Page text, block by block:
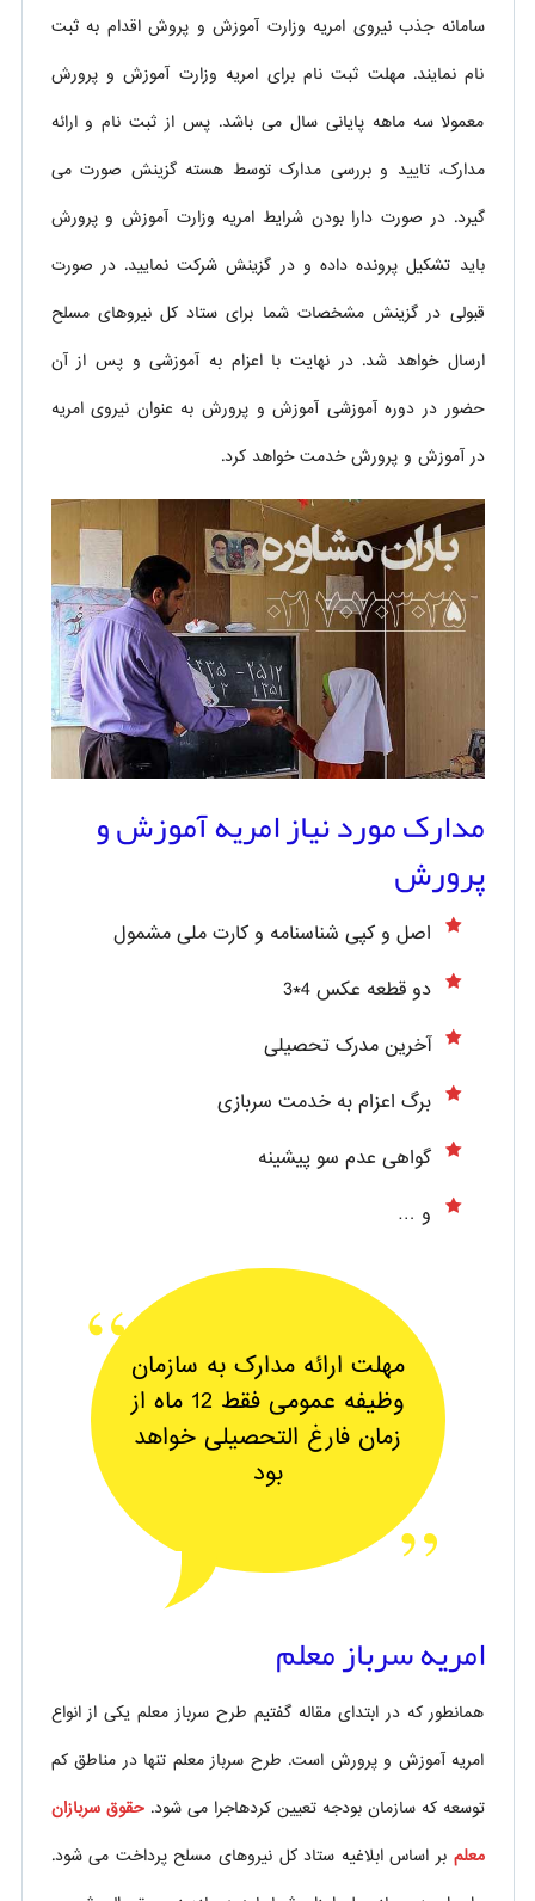
سامانه جذب نیروی امریه وزارت آموزش و پروش اقدام به ثبت
نام نمایند. مهلت ثبت نام برای امریه وزارت آموزش و پرورش
معمولا سه ماهه پایانی سال می باشد. پس از ثبت نام و ارائه
مدارک، تایید و بررسی مدارک توسط هسته گزینش صورت می
گیرد. در صورت دارا بودن شرایط امریه وزارت آموزش و پرورش
باید تشکیل پرونده داده و در گزینش شرکت نمایید. در صورت
قبولی در گزینش مشخصات شما برای ستاد کل نیروهای مسلح
ارسال خواهد شد. در نهایت با اعزام به آموزشی و پس از آن
حضور در دوره آموزشی آموزش و پرورش به عنوان نیروی امریه
در آموزش و پرورش خدمت خواهد کرد.
مدارک مورد نیاز امریه آموزش و
پرورش
اصل و کپی شناسنامه و کارت ملی مشمول
دو قطعه عکس 4*3
آخرین مدرک تحصیلی
برگ اعزام به خدمت سربازی
گواهی عدم سو پیشینه
و …
مهلت ارائه مدارک به سازمان
وظیفه عمومی فقط 12 ماه از
زمان فارغ التحصیلی خواهد
بود
امریه سرباز معلم
همانطور که در ابتدای مقاله گفتیم طرح سرباز معلم یکی از انواع
امریه آموزش و پرورش است. طرح سرباز معلم تنها در مناطق کم
توسعه که سازمان بودجه تعیین کردهاجرا می شود.حقوق سربازان
معلم بر اساس ابلاغیه ستاد کل نیروهای مسلح پرداخت می شود.